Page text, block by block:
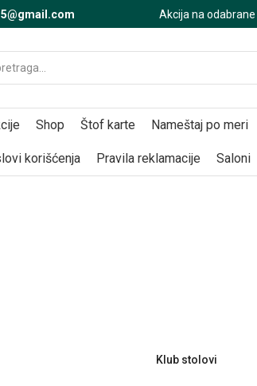
Shop Štof karte Nameštaj po meri
korišćenja Pravila reklamacije Saloni
Klub stolovi